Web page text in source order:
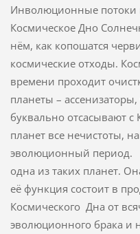
Инволюционные потоки
Космическое Дно
нём, как копошатся
космические отходы.
времени проходит
планеты –
буквально отсасывают
планет все нечистоты,
эволюционный период.
одна из таких планет.
её функция состоит в
Космического Дна от
эволюционного брака и